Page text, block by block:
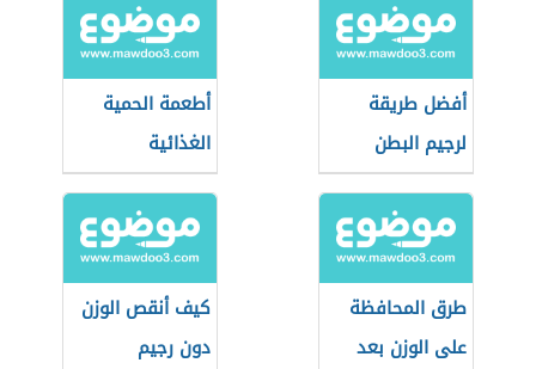
أفضل طريقة
لرجيم البطن
أطعمة الحمية
الغذائية
طرق المحافظة
على الوزن بعد
كيف أنقص الوزن
دون رجيم